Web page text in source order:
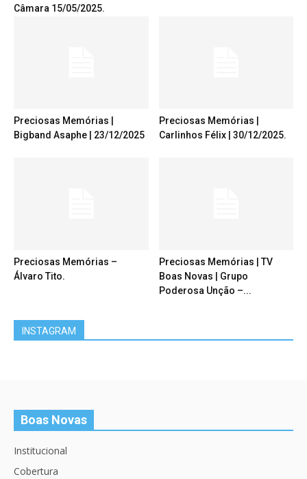
Câmara 15/05/2025.
Preciosas Memórias |
Bigband Asaphe | 23/12/2025
Preciosas Memórias |
Carlinhos Félix | 30/12/2025.
Preciosas Memórias –
Álvaro Tito.
Preciosas Memórias | TV
Boas Novas | Grupo
Poderosa Unção –...
INSTAGRAM
Boas Novas
Institucional
Cobertura